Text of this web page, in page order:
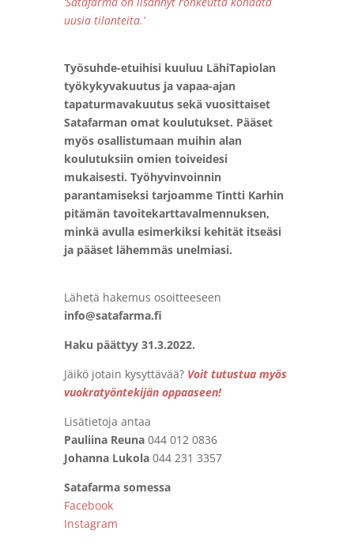
uusia tilanteita.’
Työsuhde-etuihisi kuuluu LähiTapiolan
työkykyvakuutus ja vapaa-ajan
tapaturmavakuutus sekä vuosittaiset
Satafarman omat koulutukset. Pääset
myös osallistumaan muihin alan
koulutuksiin omien toiveidesi
mukaisesti. Työhyvinvoinnin
parantamiseksi tarjoamme Tintti Karhin
pitämän tavoitekarttavalmennuksen,
minkä avulla esimerkiksi kehität itseäsi
ja pääset lähemmäs unelmiasi.
Lähetä hakemus osoitteeseen
info@satafarma.fi
Haku päättyy 31.3.2022.
Jäikö jotain kysyttävää? Voit tutustua myös
vuokratyöntekijän oppaaseen!
Lisätietoja antaa
Pauliina Reuna 044 012 0836
Johanna Lukola 044 231 3357
Satafarma somessa
Facebook
Instagram